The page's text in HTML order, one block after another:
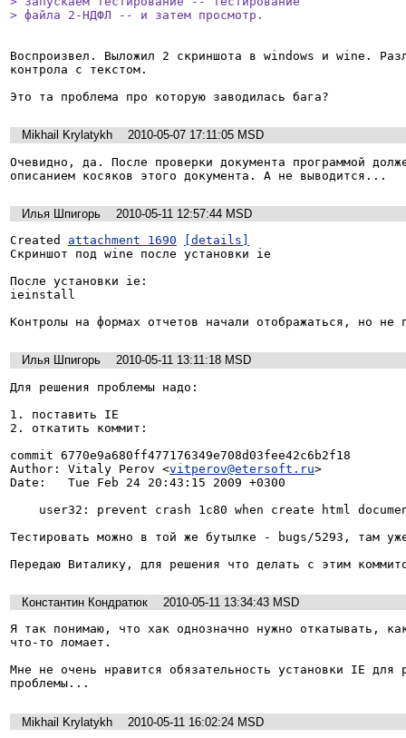
> файла 2-НДФЛ -- и затем просмотр.
Воспроизвел. Выложил 2 скриншота в windows и wine.
контрола с текстом.
Это та проблема про которую заводилась бага?
Mikhail Krylatykh
2010-05-07 17:11:05 MSD
Очевидно, да. После проверки документа программой
описанием косяков этого документа. А не выводится...
Илья Шпигорь
2010-05-11 12:57:44 MSD
Created attachment 1690
[details]
Скриншот под wine после установки ie
После установки ie:
ieinstall
Контролы на формах отчетов начали отображаться, но не
Илья Шпигорь
2010-05-11 13:11:18 MSD
Для решения проблемы надо:
1. поставить IE
2. откатить коммит:
commit 6770e9a680ff477176349e708d03fee42c6b2f18
Author: Vitaly Perov <vitperov@etersoft.ru>
Date:   Tue Feb 24 20:43:15 2009 +0300
Тестировать можно в той же бутылке - bugs/5293, там
Передаю Виталику, для решения что делать с этим
Константин Кондратюк
2010-05-11 13:34:43 MSD
Я так понимаю, что хак однозначно нужно откатывать,
что-то ломает.
Мне не очень нравится обязательность установки IE для
проблемы...
Mikhail Krylatykh 2010-05-11 16:02:24 MSD